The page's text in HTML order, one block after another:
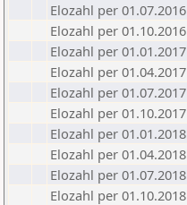
Elozahl per 01.07.2016
Elozahl per 01.10.2016
Elozahl per 01.01.2017
Elozahl per 01.04.2017
Elozahl per 01.07.2017
Elozahl per 01.10.2017
Elozahl per 01.01.2018
Elozahl per 01.04.2018
Elozahl per 01.07.2018
Elozahl per 01.10.2018